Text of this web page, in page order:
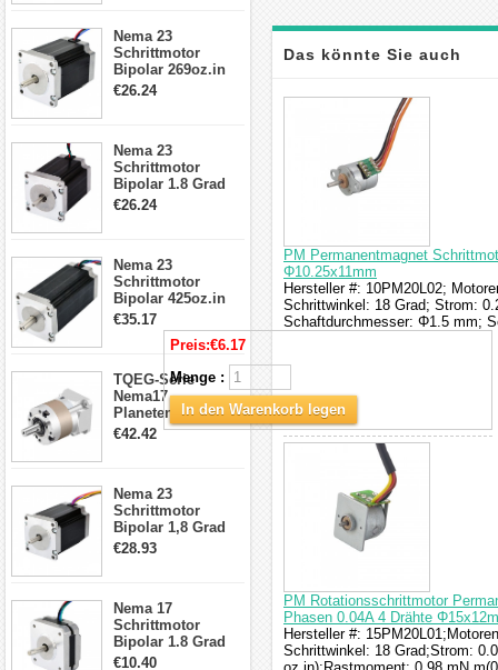
Nema 23
Schrittmotor
Bipolar 269oz.in
2,8A 57x57x76mm
€26.24
Nema 23
Schrittmotor
Bipolar 1.8 Grad
1.9Nm 3A 3.36V 4
€26.24
Nema 23
Schrittmotor
Bipolar 425oz.in
4.2A 57x57x114mm
4 Draht Hybrid
Schrittmotor
€35.17
TQEG-Serie
Nema17
Planetengetriebe
5:1 Spiel 15Arc-
€42.42
Nema 23
Schrittmotor
Bipolar 1,8 Grad
2,83Nm 4 A 2,26V
€28.93
Nema 17
Schrittmotor
Bipolar 1.8 Grad
8.7Ncm 1A 3.5V 4
€10.40
Das könnte Sie auch
interessieren
PM Permanentmagnet
Φ10.25x11mm
Hersteller #: 10PM20L02;
Schrittwinkel: 18 Grad; Strom:
Schaftdurchmesser: Φ1.5 mm;
Preis:€6.17
Menge :
In den Warenkorb legen
PM Rotationsschrittmotor
Phasen 0.04A 4 Drähte
Hersteller #:
Schrittwinkel: 18 Grad;Strom: